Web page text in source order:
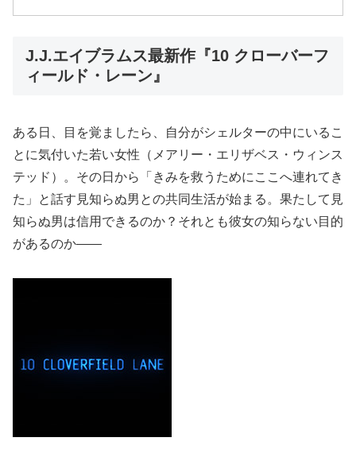
J.J.エイブラムス最新作『10 クローバーフ
ィールド・レーン』
ある日、目を覚ましたら、自分がシェルターの中にいるこ
とに気付いた若い女性（メアリー・エリザベス・ウィンス
テッド）。その日から「きみを救うためにここへ連れてき
た」と話す見知らぬ男との共同生活が始まる。果たして見
知らぬ男は信用できるのか？それとも彼女の知らない目的
があるのか――